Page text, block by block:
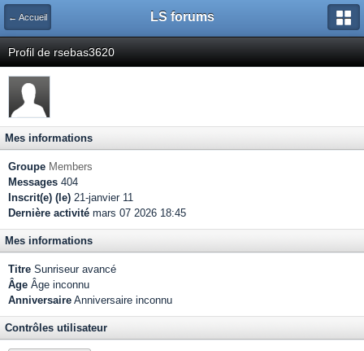
← Accueil LS forums
Profil de rsebas3620
Mes informations
Groupe Members
Messages 404
Inscrit(e) (le) 21-janvier 11
Dernière activité mars 07 2026 18:45
Mes informations
Titre Sunriseur avancé
Âge Âge inconnu
Anniversaire Anniversaire inconnu
Contrôles utilisateur